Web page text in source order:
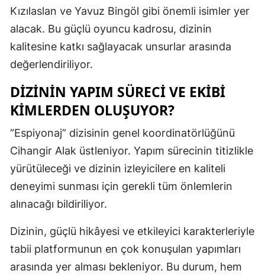
İstanbul
Kars
Kayseri
Kırklareli
Konya
Kütahya
Kızılaslan ve Yavuz Bingöl gibi önemli isimler yer
alacak. Bu güçlü oyuncu kadrosu, dizinin
kalitesine katkı sağlayacak unsurlar arasında
değerlendiriliyor.
DIZININ YAPIM SÜRECI VE EKIBI
KIMLERDEN OLUŞUYOR?
“Espiyonaj” dizisinin genel koordinatörlüğünü
Cihangir Alak üstleniyor. Yapım sürecinin titizlikle
yürütüleceği ve dizinin izleyicilere en kaliteli
deneyimi sunması için gerekli tüm önlemlerin
alınacağı bildiriliyor.
Dizinin, güçlü hikâyesi ve etkileyici karakterleriyle
tabii platformunun en çok konuşulan yapımları
arasında yer alması bekleniyor. Bu durum, hem